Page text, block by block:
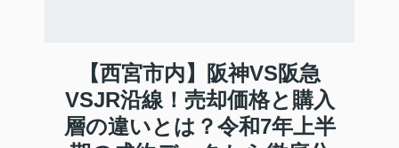
【西宮市内】阪神VS阪急
VSJR沿線！売却価格と購入
層の違いとは？令和7年上半